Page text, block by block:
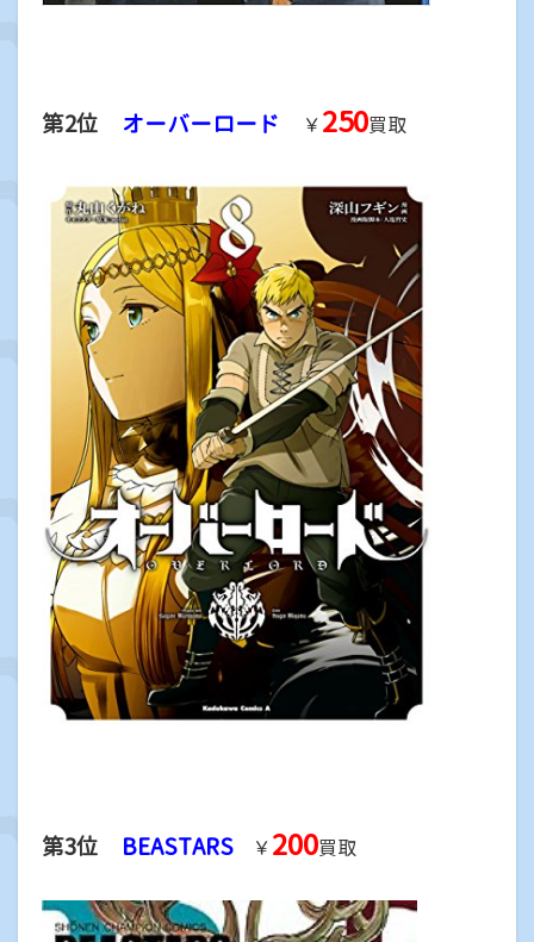
第2位 オーバーロード ￥250買取
第3位 BEASTARS ￥200買取